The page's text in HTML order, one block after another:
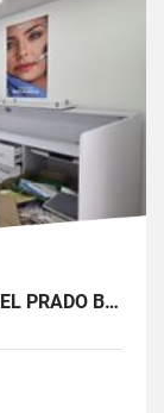
CASA COMERCIAL EN VENTA VILLA DEL PRADO BOGOTÁ NORTE